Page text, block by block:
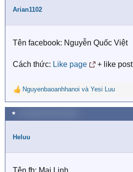
i
n
Arian1102
Tên facebook: Nguyễn Quốc Việt
Cách thức: Like page + like post
R
e
a
c
i
n
Nguyenbaoanhhanoi và Yesi Luu
★
Heluu
Tên fb: Mai Linh